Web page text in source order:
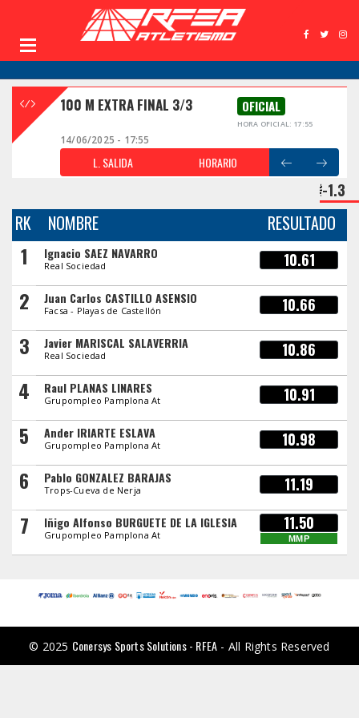
100 M EXTRA FINAL 3/3 OFICIAL
HORA OFICIAL: 17:55
14/06/2025 - 17:55
L. SALIDA HORARIO
-1.3
RK NOMBRE RESULTADO
1 Ignacio SAEZ NAVARRO
Real Sociedad 10.61
2 Juan Carlos CASTILLO ASENSIO
Facsa - Playas de Castellón 10.66
3 Javier MARISCAL SALAVERRIA
Real Sociedad 10.86
4 Raul PLANAS LINARES
Grupompleo Pamplona At 10.91
5 Ander IRIARTE ESLAVA
Grupompleo Pamplona At 10.98
6 Pablo GONZALEZ BARAJAS
Trops-Cueva de Nerja 11.19
7 Iñigo Alfonso BURGUETE DE LA IGLESIA
Grupompleo Pamplona At
11.50
MMP
© 2025 Conersys Sports Solutions - RFEA - All Rights Reserved